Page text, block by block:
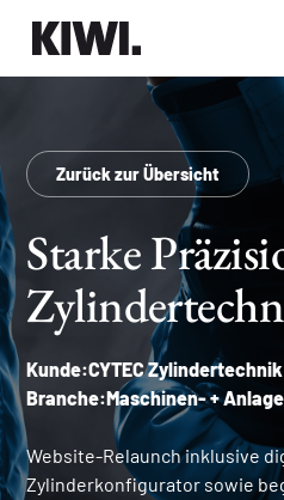
Zurück zur Übersicht
Starke
Kunde:CYTEC Zylindertechnik
Branche:Maschinen- +
Website-Relaunch inklusive
Zylinderkonfigurator sowie